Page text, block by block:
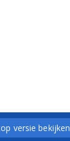
versie bekijken